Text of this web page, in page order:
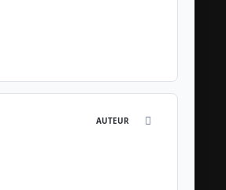
AUTEUR comment_834